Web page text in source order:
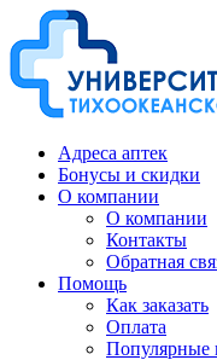
Адреса аптек
Бонусы и скидки
О компании
О компании
Контакты
Обратная
Помощь
Как заказать
Оплата
Популярные